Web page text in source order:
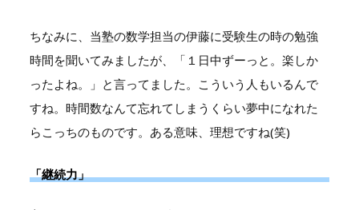
ちなみに、当塾の数学担当の伊藤に受験生の時の勉強
時間を聞いてみましたが、「１日中ずーっと。楽しか
ったよね。」と言ってました。こういう人もいるんで
すね。時間数なんて忘れてしまうくらい夢中になれた
らこっちのものです。ある意味、理想ですね(笑)
「継続力」